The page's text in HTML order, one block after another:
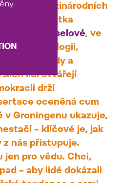
Institutu mezinárodních
stipendistka
Roeselové, ve
politologii,
i neurovědy a
lidí utvářejí
drží
oceněná cum
v Groningenu ukazuje,
– klíčové je, jak
z nás přistupuje.
jen pro vědu. Chci,
– aby lidé dokázali